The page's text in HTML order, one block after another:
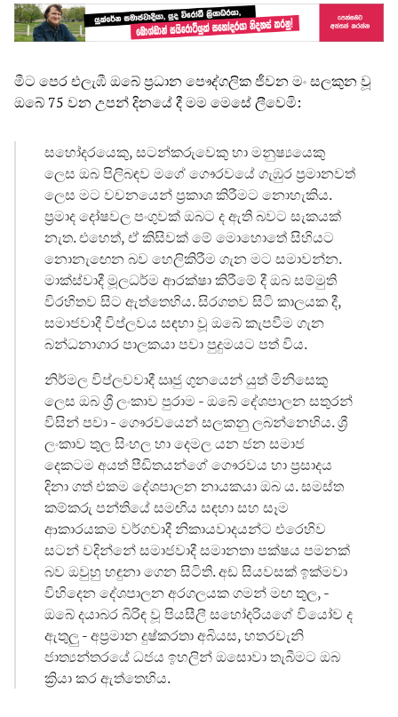
මීට පෙර එලැඹී ඔබේ ප්‍රධාන පෞද්ගලික ජීවන මං සලකුන වූ
ඔබේ 75 වන උපන් දිනයේ දී මම මෙසේ ලීවෙමි:
සහෝදරයෙකු, සටන්කරුවෙකු හා මනුෂ්‍යයෙකු
ලෙස ඔබ පිලිබඳව මගේ ගෞරවයේ ගැඹුර ප්‍රමානවත්
ලෙස මට වචනයෙන් ප්‍රකාශ කිරීමට නොහැකිය.
ප්‍රමාද දෝෂවල පංගුවක් ඔබට ද ඇති බවට සැකයක්
නැත. එහෙත්, ඒ කිසිවක් මේ මොහොතේ සිහියට
නොනැඟෙන බව හෙලිකිරීම ගැන මට සමාවන්න.
මාක්ස්වාදී මූලධර්ම ආරක්ෂා කිරීමේ දී ඔබ සම්මුති
විරහිතව සිට ඇත්තෙහිය. සිරගතව සිටි කාලයක දී,
සමාජවාදී විප්ලවය සඳහා වූ ඔබේ කැපවීම ගැන
බන්ධනාගාර පාලකයා පවා පුදුමයට පත් විය.
නිර්මල විප්ලවවාදී ඍජු ගුනයෙන් යුත් මිනිසෙකු
ලෙස ඔබ ශ්‍රී ලංකාව පුරාම - ඔබේ දේශපාලන සතුරන්
විසින් පවා - ගෞරවයෙන් සලකනු ලබන්නෙහිය. ශ්‍රී
ලංකාව තුල සිංහල හා දෙමල යන ජන සමාජ
දෙකටම අයත් පීඩිතයන්ගේ ගෞරවය හා ප්‍රසාදය
දිනා ගත් එකම දේශපාලන නායකයා ඔබ ය. සමස්ත
කම්කරු පන්තියේ සමඟිය සඳහා සහ සෑම
ආකාරයකම වර්ගවාදී නිකායවාදයන්ට එරෙහිව
සටන් වදින්නේ සමාජවාදී සමානතා පක්ෂය පමනක්
බව ඔවුහු හඳුනා ගෙන සිටිති. අඩ සියවසක් ඉක්මවා
විහිදෙන දේශපාලන අරගලයක ගමන් මඟ තුල, -
ඔබේ දයාබර බිරිඳ වූ පියසීලී සහෝදරියගේ වියෝව ද
ඇතුලු - අප්‍රමාන දුෂ්කරතා අබියස, හතරවැනි
ජාත්‍යන්තරයේ ධජය ඉහලින් ඔසොවා තැබීමට ඔබ
ක්‍රියා කර ඇත්තෙහිය.